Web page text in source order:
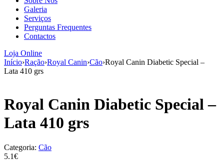
Galeria
Serviços
Perguntas Frequentes
Contactos
Loja Online
Início›Ração›Royal Canin›Cão›Royal Canin Diabetic Special –
Lata 410 grs
Royal Canin Diabetic Special –
Lata 410 grs
Categoria: Cão
5.1€
aumenta a
probabilidade
de ver
conteúdo e
ofertas